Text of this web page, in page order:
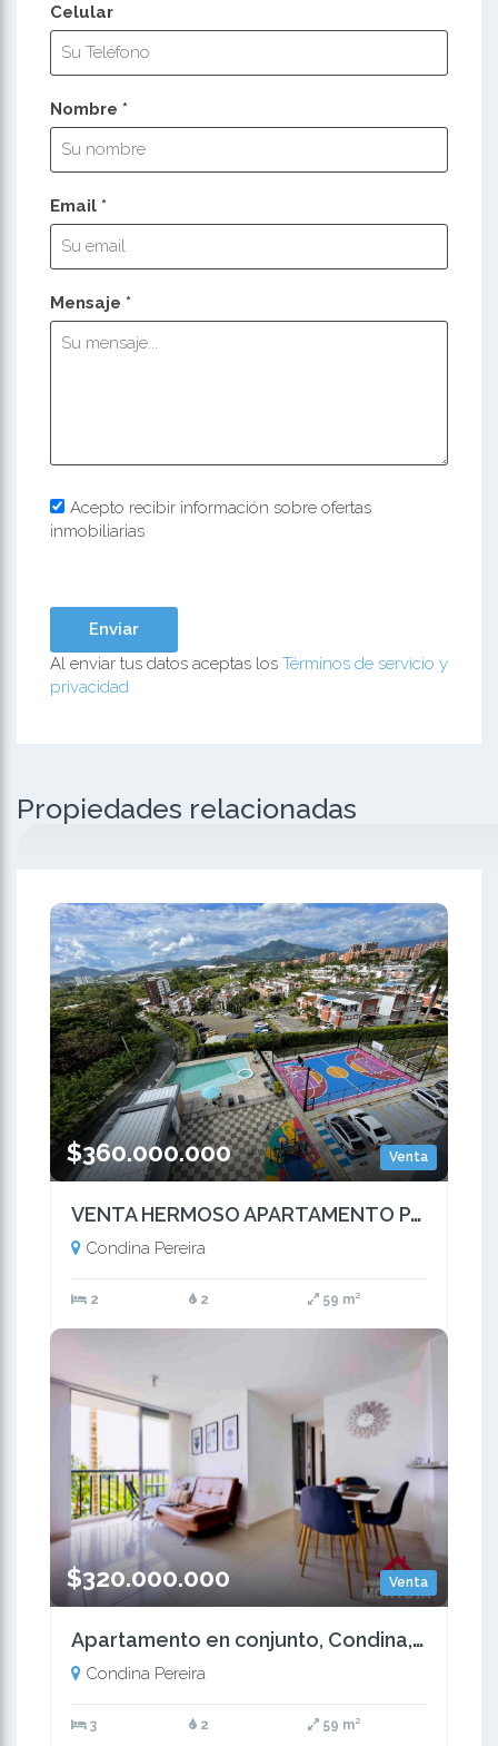
Celular
Nombre *
Email *
Mensaje *
Acepto recibir información sobre ofertas
inmobiliarias
Al enviar tus datos aceptas los Términos de servicio y
privacidad
Propiedades relacionadas
Venta
$360.000.000
VENTA HERMOSO APARTAMENTO PARA ESTRENAR CONDINA PEREIRA
Condina Pereira
2 2 59 m²
Venta
$320.000.000
Apartamento en conjunto, Condina, Pereira
Condina Pereira
3 2 59 m²